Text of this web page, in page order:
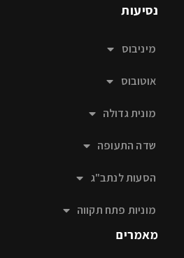
נסיעות
מיניבוס
אוטובוס
מונית גדולה
שדה התעופה
הסעות לנתב"ג
מוניות פתח תקווה
מאמרים